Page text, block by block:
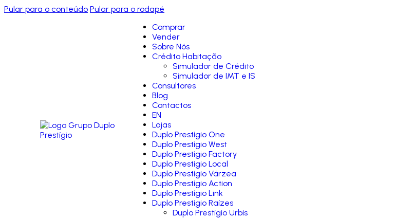
Pular para o conteúdo Pular para o rodapé
Comprar
Vender
Sobre Nós
Crédito Habitação
Simulador de Crédito
Simulador de IMT e IS
Consultores
Blog
Contactos
EN
Lojas
Duplo Prestígio One
Duplo Prestígio West
Duplo Prestígio Factory
Duplo Prestígio Local
Duplo Prestígio Várzea
Duplo Prestígio Action
Duplo Prestígio Link
Duplo Prestígio Raízes
Duplo Prestígio Urbis